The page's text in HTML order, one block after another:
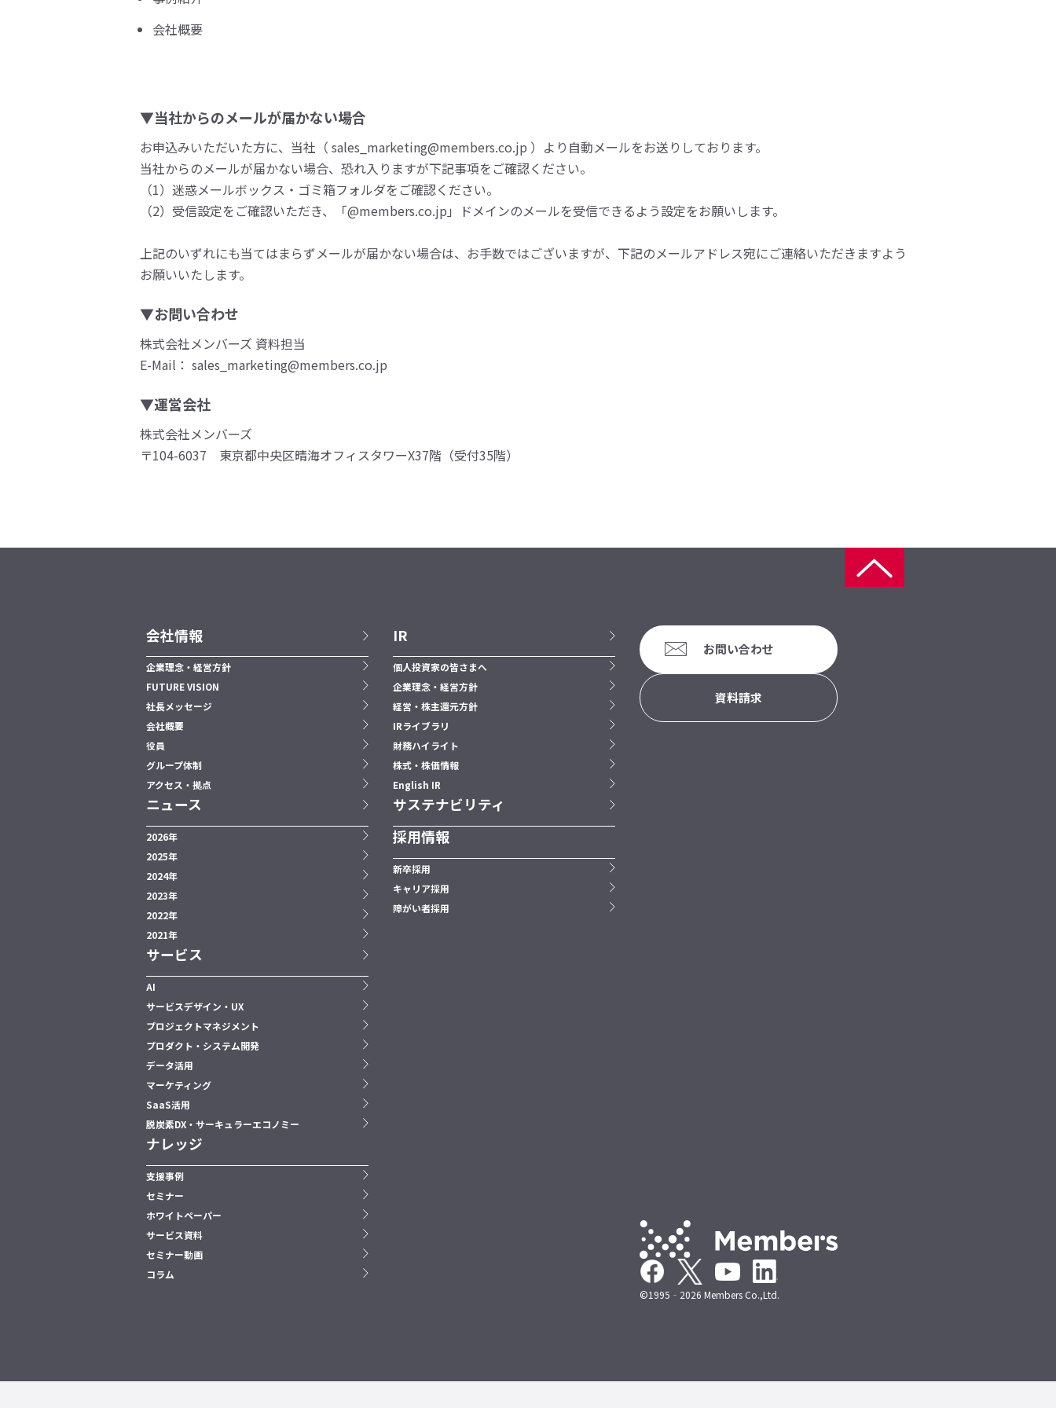
会社概要
▼当社からのメールが届かない場合
お申込みいただいた方に、当社（ sales_marketing@members.co.jp ）より自動メールをお送りしております。
当社からのメールが届かない場合、恐れ入りますが下記事項をご確認ください。
（1）迷惑メールボックス・ゴミ箱フォルダをご確認ください。
（2）受信設定をご確認いただき、「@members.co.jp」ドメインのメールを受信できるよう設定をお願いします。
上記のいずれにも当てはまらずメールが届かない場合は、お手数ではございますが、下記のメールアドレス宛にご連絡いただきますよう
お願いいたします。
▼お問い合わせ
株式会社メンバーズ 資料担当
E-Mail： sales_marketing@members.co.jp
▼運営会社
株式会社メンバーズ
〒104-6037 東京都中央区晴海オフィスタワーX37階（受付35階）
会社情報
企業理念・経営方針
FUTURE VISION
社長メッセージ
会社概要
役員
グループ体制
アクセス・拠点
ニュース
2026年
2025年
2024年
2023年
2022年
2021年
サービス
AI
サービスデザイン・UX
プロジェクトマネジメント
プロダクト・システム開発
データ活用
マーケティング
SaaS活用
脱炭素DX・サーキュラーエコノミー
ナレッジ
支援事例
セミナー
ホワイトペーパー
サービス資料
セミナー動画
コラム
IR
個人投資家の皆さまへ
企業理念・経営方針
経営・株主還元方針
IRライブラリ
財務ハイライト
株式・株価情報
English IR
サステナビリティ
採用情報
新卒採用
キャリア採用
障がい者採用
お問い合わせ
資料請求
©1995‐2026 Members Co.,Ltd.